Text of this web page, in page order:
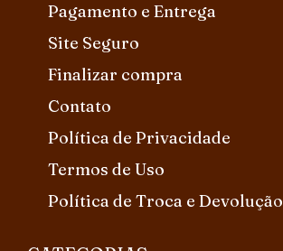
Pagamento e Entrega
Site Seguro
Finalizar compra
Contato
Política de Privacidade
Termos de Uso
Política de Troca e Devolução